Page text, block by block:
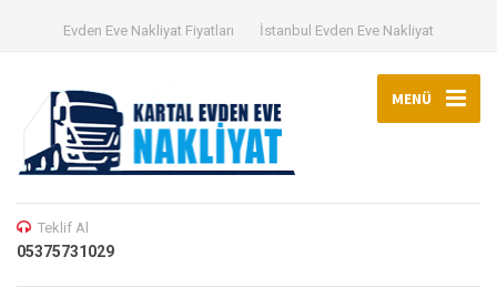
Evden Eve Nakliyat Fiyatları İstanbul Evden Eve Nakliyat
MENÜ
Teklif Al
05375731029